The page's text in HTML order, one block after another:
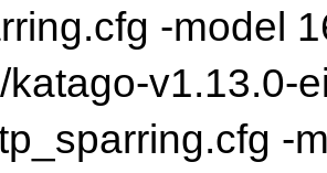
-model
katago-v1.13.0-
-